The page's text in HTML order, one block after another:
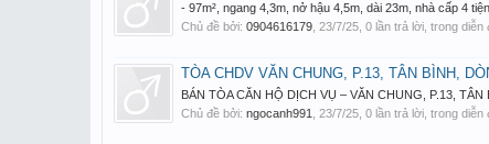
- 97m², ngang 4,3m, nở hậu 4,5m, dài 23m, nhà cấp 4
Chủ đề bởi: 0904616179 23/7/25 , 0 lần trả lời, trong diễn
TÒA CHDV VĂN CHUNG, P.13, TÂN BÌNH,
BÁN TÒA CĂN HỘ DỊCH VỤ – VĂN CHUNG, P.13,
Chủ đề bởi: ngocanh991 23/7/25 , 0 lần trả lời, trong diễn